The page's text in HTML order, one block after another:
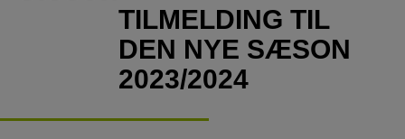
TILMELDING TIL
DEN NYE SÆSON
2023/2024